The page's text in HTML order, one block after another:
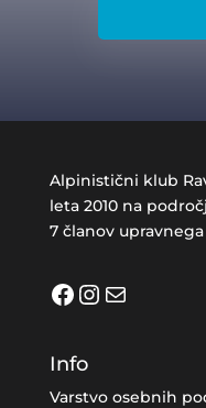
Alpinistični klub
leta 2010 na
7 članov
Facebook
Instagram
Mail
Info
Varstvo osebnih